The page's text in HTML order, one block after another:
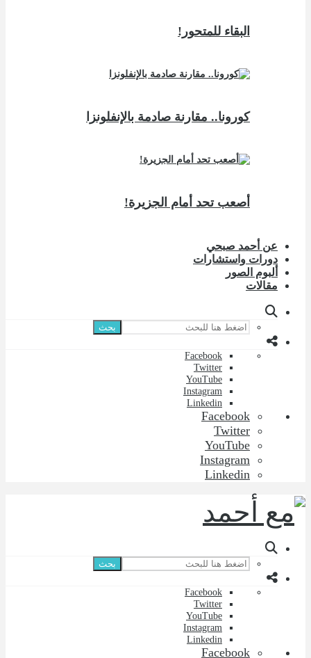
البقاء للمتحور!
كورونا.. مقارنة صادمة بالإنفلونزا
أصعب تحد أمام الجزيرة!
عن أحمد صبحي
دورات واستشارات
ألبوم الصور
مقالات
بحث
Facebook
Twitter
YouTube
Instagram
Linkedin
Facebook
Twitter
YouTube
Instagram
Linkedin
بحث
Facebook
Twitter
YouTube
Instagram
Linkedin
Facebook